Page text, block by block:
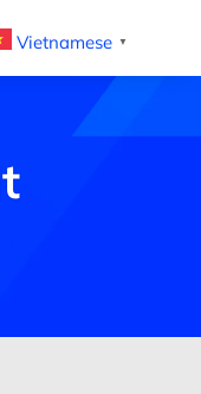
Vietnamese ▼